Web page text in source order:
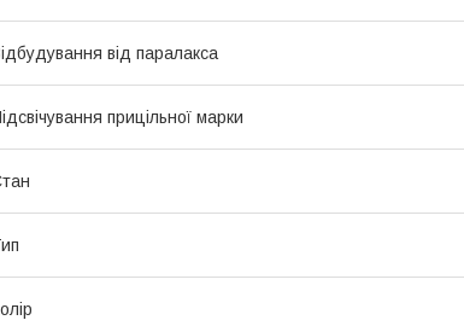
від паралакса
прицільної марки